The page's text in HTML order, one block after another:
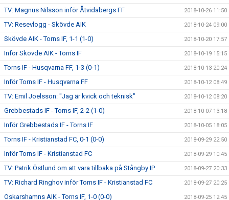
TV: Magnus Nilsson inför Åtvidabergs FF 2018-10-26 11:50
TV: Resevlogg - Skövde AIK 2018-10-24 09:00
Skövde AIK - Torns IF, 1-1 (1-0) 2018-10-20 17:57
Inför Skövde AIK - Torns IF 2018-10-19 15:15
Torns IF - Husqvarna FF, 1-3 (0-1) 2018-10-13 20:24
Inför Torns IF - Husqvarna FF 2018-10-12 08:49
TV: Emil Joelsson: "Jag är kvick och teknisk" 2018-10-12 08:20
Grebbestads IF - Torns IF, 2-2 (1-0) 2018-10-07 13:18
Inför Grebbestads IF - Torns IF 2018-10-05 18:05
Torns IF - Kristianstad FC, 0-1 (0-0) 2018-09-29 22:50
Inför Torns IF - Kristianstad FC 2018-09-29 10:45
TV: Patrik Östlund om att vara tillbaka på Stångby IP 2018-09-27 20:33
TV: Richard Ringhov inför Torns IF - Kristianstad FC 2018-09-27 20:25
Oskarshamns AIK - Torns IF, 1-0 (0-0) 2018-09-25 12:45